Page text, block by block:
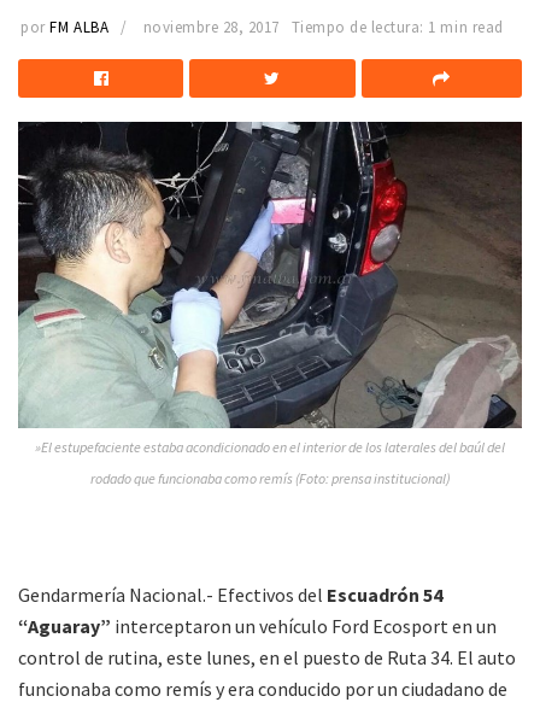
por FM ALBA noviembre 28, 2017 Tiempo de lectura: 1 min read
»El estupefaciente estaba acondicionado en el interior de los laterales del baúl del
rodado que funcionaba como remís (Foto: prensa institucional)
Gendarmería Nacional.- Efectivos del Escuadrón 54
“Aguaray” interceptaron un vehículo Ford Ecosport en un
control de rutina, este lunes, en el puesto de Ruta 34. El auto
funcionaba como remís y era conducido por un ciudadano de